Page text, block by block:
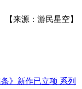
【来源：游民星空】